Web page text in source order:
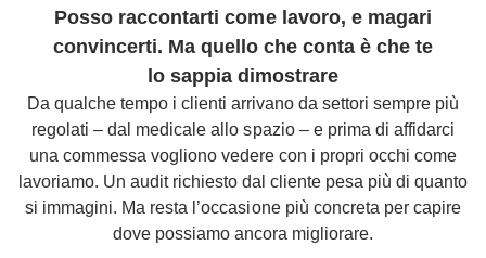
Posso raccontarti come lavoro, e magari
convincerti. Ma quello che conta è che te
lo sappia dimostrare
Da qualche tempo i clienti arrivano da settori sempre più
regolati – dal medicale allo spazio – e prima di affidarci
una commessa vogliono vedere con i propri occhi come
lavoriamo. Un audit richiesto dal cliente pesa più di quanto
si immagini. Ma resta l’occasione più concreta per capire
dove possiamo ancora migliorare.